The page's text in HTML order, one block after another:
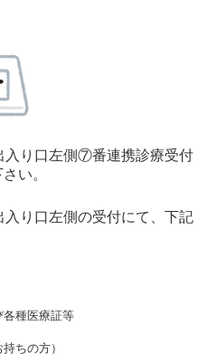
り口左側⑦番連携診療受付
い。
り口左側の受付にて、下記
各種医療証等
ちの方）